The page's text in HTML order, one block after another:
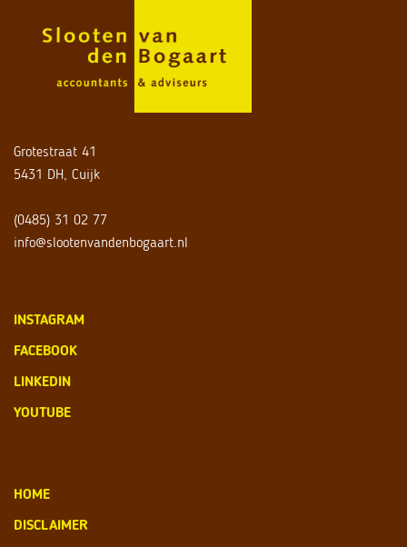
Grotestraat 41
5431 DH, Cuijk
(0485) 31 02 77
info@slootenvandenbogaart.nl
INSTAGRAM
FACEBOOK
LINKEDIN
YOUTUBE
HOME
DISCLAIMER